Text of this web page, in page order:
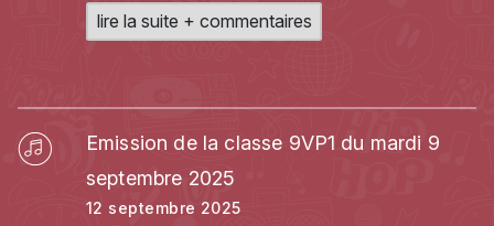
lire la suite + commentaires
Emission de la classe 9VP1 du mardi 9
septembre 2025
12 septembre 2025